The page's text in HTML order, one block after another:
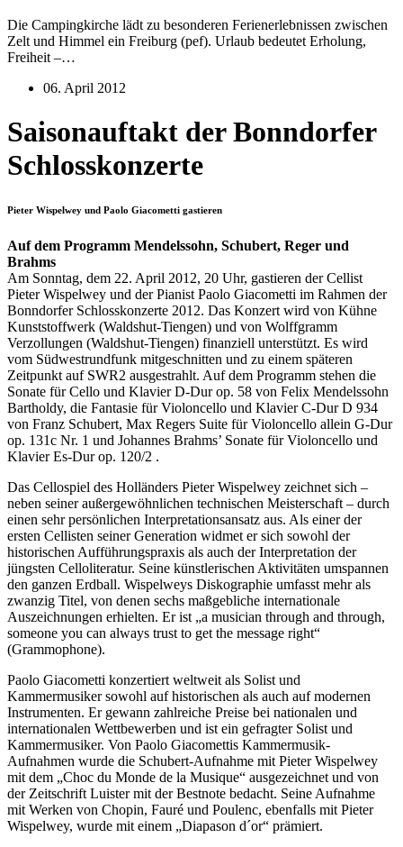
Die Campingkirche lädt zu besonderen Ferienerlebnissen zwischen
Zelt und Himmel ein Freiburg (pef). Urlaub bedeutet Erholung,
Freiheit –…
06. April 2012
Saisonauftakt der Bonndorfer
Schlosskonzerte
Pieter Wispelwey und Paolo Giacometti gastieren
Auf dem Programm Mendelssohn, Schubert, Reger und
Brahms
Am Sonntag, dem 22. April 2012, 20 Uhr, gastieren der Cellist
Pieter Wispelwey und der Pianist Paolo Giacometti im Rahmen der
Bonndorfer Schlosskonzerte 2012. Das Konzert wird von Kühne
Kunststoffwerk (Waldshut-Tiengen) und von Wolffgramm
Verzollungen (Waldshut-Tiengen) finanziell unterstützt. Es wird
vom Südwestrundfunk mitgeschnitten und zu einem späteren
Zeitpunkt auf SWR2 ausgestrahlt. Auf dem Programm stehen die
Sonate für Cello und Klavier D-Dur op. 58 von Felix Mendelssohn
Bartholdy, die Fantasie für Violoncello und Klavier C-Dur D 934
von Franz Schubert, Max Regers Suite für Violoncello allein G-Dur
op. 131c Nr. 1 und Johannes Brahms’ Sonate für Violoncello und
Klavier Es-Dur op. 120/2 .
Das Cellospiel des Holländers Pieter Wispelwey zeichnet sich –
neben seiner außergewöhnlichen technischen Meisterschaft – durch
einen sehr persönlichen Interpretationsansatz aus. Als einer der
ersten Cellisten seiner Generation widmet er sich sowohl der
historischen Aufführungspraxis als auch der Interpretation der
jüngsten Celloliteratur. Seine künstlerischen Aktivitäten umspannen
den ganzen Erdball. Wispelweys Diskographie umfasst mehr als
zwanzig Titel, von denen sechs maßgebliche internationale
Auszeichnungen erhielten. Er ist „a musician through and through,
someone you can always trust to get the message right“
(Grammophone).
Paolo Giacometti konzertiert weltweit als Solist und
Kammermusiker sowohl auf historischen als auch auf modernen
Instrumenten. Er gewann zahlreiche Preise bei nationalen und
internationalen Wettbewerben und ist ein gefragter Solist und
Kammermusiker. Von Paolo Giacomettis Kammermusik-
Aufnahmen wurde die Schubert-Aufnahme mit Pieter Wispelwey
mit dem „Choc du Monde de la Musique“ ausgezeichnet und von
der Zeitschrift Luister mit der Bestnote bedacht. Seine Aufnahme
mit Werken von Chopin, Fauré und Poulenc, ebenfalls mit Pieter
Wispelwey, wurde mit einem „Diapason d´or“ prämiert.